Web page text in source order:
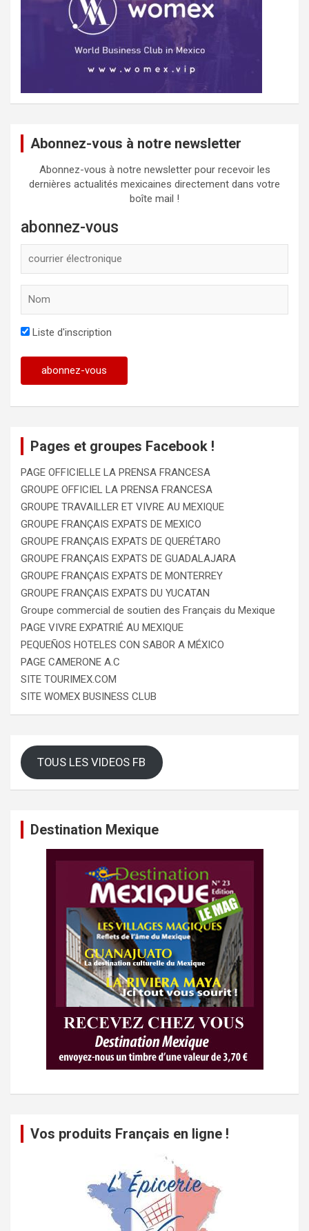
Abonnez-vous à notre newsletter
Abonnez-vous à notre newsletter pour recevoir les
dernières actualités mexicaines directement dans votre
boîte mail !
abonnez-vous
Liste d'inscription
Pages et groupes Facebook !
PAGE OFFICIELLE LA PRENSA FRANCESA
GROUPE OFFICIEL LA PRENSA FRANCESA
GROUPE TRAVAILLER ET VIVRE AU MEXIQUE
GROUPE FRANÇAIS EXPATS DE MEXICO
GROUPE FRANÇAIS EXPATS DE QUERÉTARO
GROUPE FRANÇAIS EXPATS DE GUADALAJARA
GROUPE FRANÇAIS EXPATS DE MONTERREY
GROUPE FRANÇAIS EXPATS DU YUCATAN
Groupe commercial de soutien des Français du Mexique
PAGE VIVRE EXPATRIÉ AU MEXIQUE
PEQUEÑOS HOTELES CON SABOR A MÉXICO
PAGE CAMERONE A.C
SITE TOURIMEX.COM
SITE WOMEX BUSINESS CLUB
TOUS LES VIDEOS FB
Destination Mexique
Vos produits Français en ligne !